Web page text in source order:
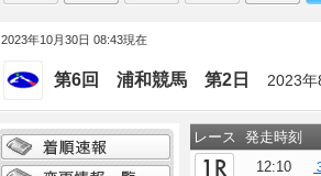
2023年10月30日 08:43現在
第6回 浦和競馬 第2日 2023年
レース
発走時刻
12:10